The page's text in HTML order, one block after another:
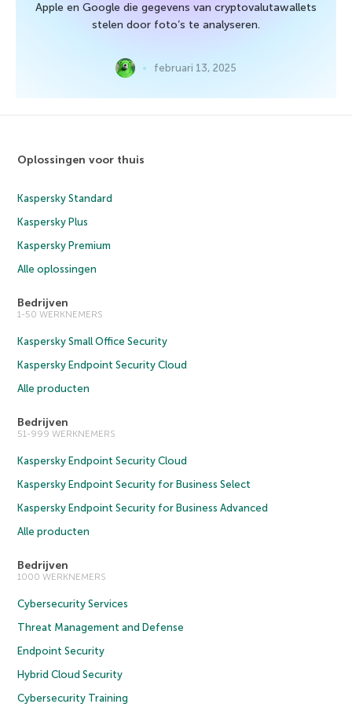
Apple en Google die gegevens van cryptovalutawallets
stelen door foto’s te analyseren.
februari 13, 2025
Oplossingen voor thuis
Kaspersky Standard
Kaspersky Plus
Kaspersky Premium
Alle oplossingen
Bedrijven
1-50 WERKNEMERS
Kaspersky Small Office Security
Kaspersky Endpoint Security Cloud
Alle producten
Bedrijven
51-999 WERKNEMERS
Kaspersky Endpoint Security Cloud
Kaspersky Endpoint Security for Business Select
Kaspersky Endpoint Security for Business Advanced
Alle producten
Bedrijven
1000 WERKNEMERS
Cybersecurity Services
Threat Management and Defense
Endpoint Security
Hybrid Cloud Security
Cybersecurity Training